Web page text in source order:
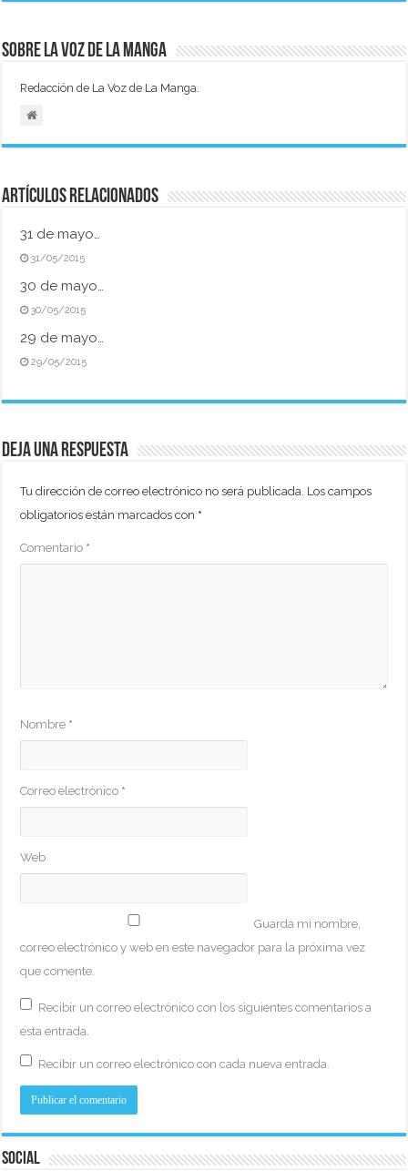
Sobre La Voz de La Manga
Redacción de La Voz de La Manga.
Artículos relacionados
31 de mayo…
31/05/2015
30 de mayo…
30/05/2015
29 de mayo…
29/05/2015
Deja una respuesta
Tu dirección de correo electrónico no será publicada. Los campos
obligatorios están marcados con *
Comentario *
Nombre *
Correo electrónico *
Web
Guarda mi nombre,
correo electrónico y web en este navegador para la próxima vez
que comente.
Recibir un correo electrónico con los siguientes comentarios a
esta entrada.
Recibir un correo electrónico con cada nueva entrada.
Social